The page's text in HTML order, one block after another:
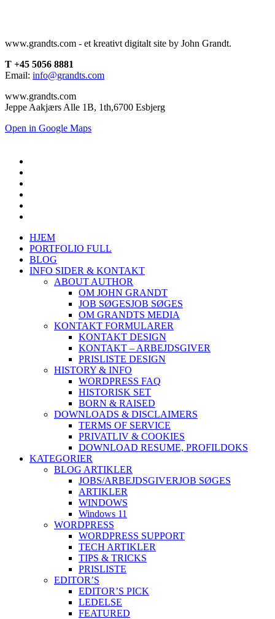
www.grandts.com - et kreativt digitalt site by John Grandt.
T +45 5056 8881
Email: info@grandts.com
www.grandts.com
Jeppe Aakjærs Alle 1B, 1th,6700 Esbjerg
Open in Google Maps
HJEM
PORTFOLIO FULL
BLOG
INFO SIDER & KONTAKT
ABOUT AUTHOR
OM JOHN GRANDT
JOB SØGESJOB SØGES
OM GRANDTS MEDIA
KONTAKT FORMULARER
KONTAKT DESIGN
KONTAKT – ARBEJDSGIVER
PRISLISTE DESIGN
HISTORY & INFO
WORDPRESS FAQ
HISTORISK SET
BORN & RAISED
DOWNLOADS & DISCLAIMERS
TERMS OF SERVICE
PRIVATLIV & COOKIES
DOWNLOAD RESUME, PROFILDOKS
KATEGORIER
BLOG ARTIKLER
JOBS/ARBEJDSGIVERJOB SØGES
ARTIKLER
WINDOWS
Windows 11
WORDPRESS
WORDPRESS SUPPORT
TECH ARTIKLER
TIPS & TRICKS
PRISLISTE
EDITOR’S
EDITOR’S PICK
LEDELSE
FEATURED